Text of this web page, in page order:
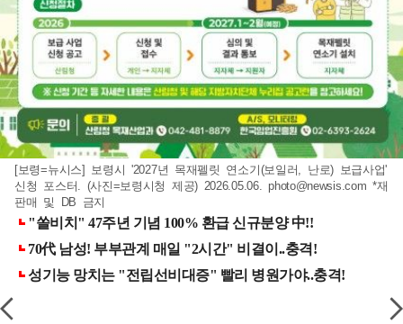
[보령=뉴시스] 보령시 '2027년 목재펠릿 연소기(보일러, 난로) 보급사업'
신청 포스터. (사진=보령시청 제공) 2026.05.06.photo@newsis.com *재
판매 및 DB 금지